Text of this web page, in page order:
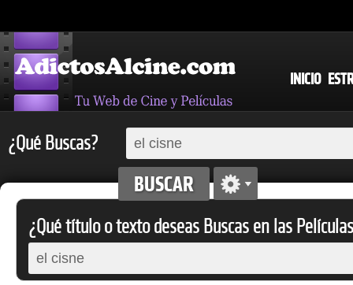
INICIO
¿Qué Buscas?
¿Qué título o texto deseas Buscas en las